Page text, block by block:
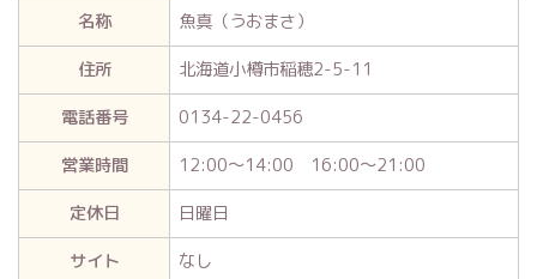
名称
魚真（うおまさ）
住所
北海道小樽市稲穂2-5-11
電話番号
0134-22-0456
営業時間
12:00～14:00 16:00～21:00
定休日
日曜日
サイト
なし